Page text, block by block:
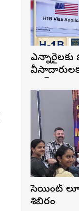
ఎన్నారైలకు
సెయింట్
శిబిరం